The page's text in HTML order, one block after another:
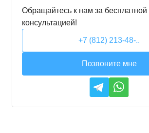
Обращайтесь к нам за бесплатной
консультацией!
+7 (812) 213-48-..
Позвоните мне